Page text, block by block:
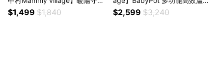
組-維生素D3滴劑+矽膠玻璃奶瓶
160ml/240ml｜新手媽咪 營養補
$1,499 $1,840
器+矽膠玻璃奶瓶240ml｜附暖
心祝福卡 新生兒 彌月禮 寶貝喝
$2,599 $3,240